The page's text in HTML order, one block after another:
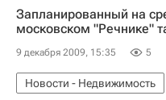
Запланированный на
московском "Речнике"
9 декабря 2009, 15:35 5
Новости - Недвижимость